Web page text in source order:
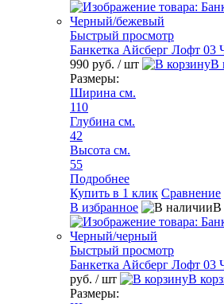
Быстрый просмотр
Банкетка Айсберг Лофт 03
990 руб. / шт
В
Размеры:
Ширина см.
110
Глубина см.
42
Высота см.
55
Подробнее
Купить в 1 клик Сравнение
В избранное
В
Быстрый просмотр
Банкетка Айсберг Лофт 03
руб. / шт
В
Размеры: